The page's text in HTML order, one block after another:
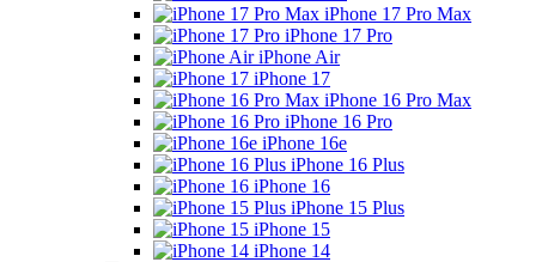
iPhone 17 Pro Max
iPhone 17 Pro
iPhone Air
iPhone 17
iPhone 16 Pro Max
iPhone 16 Pro
iPhone 16e
iPhone 16 Plus
iPhone 16
iPhone 15 Plus
iPhone 15
iPhone 14